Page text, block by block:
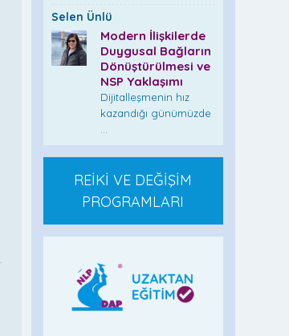
Selen Ünlü
Modern İlişkilerde
Duygusal Bağların
Dönüştürülmesi ve
NSP Yaklaşımı
Dijitalleşmenin hız
kazandığı günümüzde
...
REİKİ VE DEĞİŞİM
PROGRAMLARI